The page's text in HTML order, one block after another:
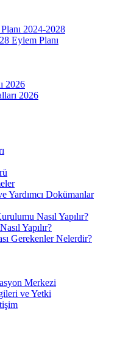
2024-2028
Eylem Planı
2026
2026
Yardımcı Dokümanlar
Nasıl Yapılır?
Yapılır?
Gerekenler Nelerdir?
Merkezi
ve Yetki